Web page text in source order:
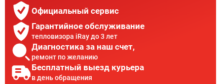
Официальный сервис
Гарантийное обслуживание
тепловизора iRay до 3 лет
Диагностика за наш счет,
ремонт по желанию
Бесплатный выезд курьера
в день обращения